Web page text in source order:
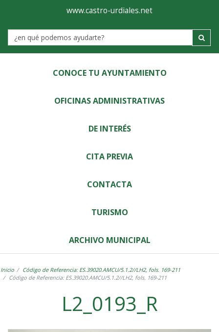
Ayuntamiento
de
Castro-
Urdiales
www.castro-urdiales.net
Label
CONOCE TU AYUNTAMIENTO
OFICINAS ADMINISTRATIVAS
DE INTERÉS
CITA PREVIA
CONTACTA
TURISMO
ARCHIVO MUNICIPAL
Inicio
Código de Referencia: ES.39020.AMCU/5.1.2//LH2, fols. 169-211
Código de Referencia: ES.39020.AMCU/5.1.2//LH2, fols. 169-211
L2_0193_R